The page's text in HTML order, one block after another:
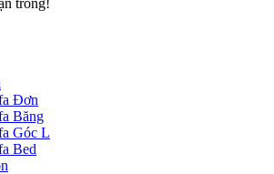
trống!
Đơn
Băng
Góc L
Bed